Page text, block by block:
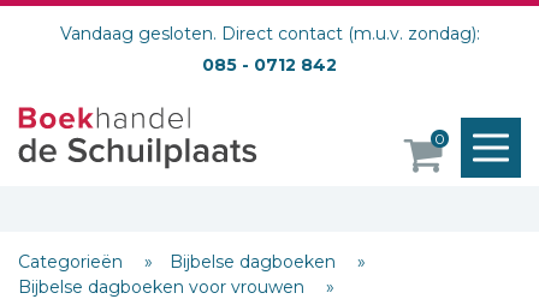
Vandaag gesloten. Direct contact (m.u.v. zondag):
085 - 0712 842
0
Categorieën
Bijbelse dagboeken
Bijbelse dagboeken voor vrouwen